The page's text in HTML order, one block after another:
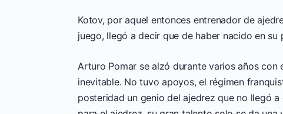
Kotov, por aquel entonces entrenador de
juego, llegó a decir que de haber nacido en
Arturo Pomar se alzó durante varios años
inevitable. No tuvo apoyos, el régimen
posteridad un genio del ajedrez que no llegó